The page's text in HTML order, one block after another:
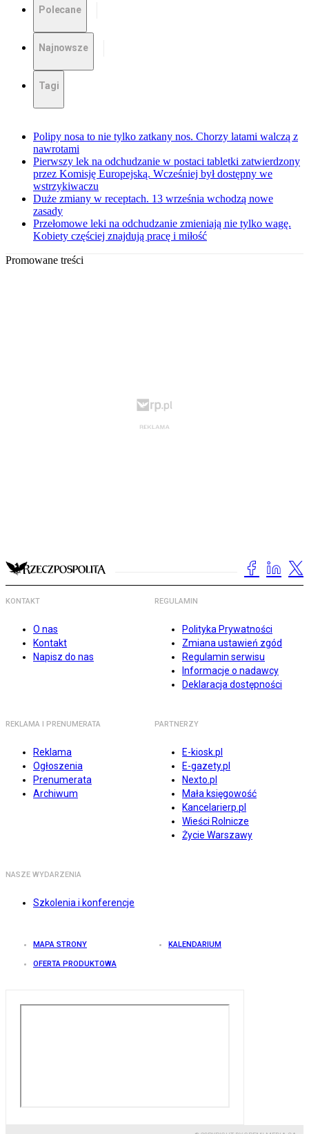
Polecane
Najnowsze
Tagi
Polipy nosa to nie tylko zatkany nos. Chorzy latami walczą z
nawrotami
Pierwszy lek na odchudzanie w postaci tabletki zatwierdzony
przez Komisję Europejską. Wcześniej był dostępny we
wstrzykiwaczu
Duże zmiany w receptach. 13 września wchodzą nowe
zasady
Przełomowe leki na odchudzanie zmieniają nie tylko wagę.
Kobiety częściej znajdują pracę i miłość
Promowane treści
KONTAKT
O nas
Kontakt
Napisz do nas
REGULAMIN
Polityka Prywatności
Zmiana ustawień zgód
Regulamin serwisu
Informacje o nadawcy
Deklaracja dostępności
REKLAMA I PRENUMERATA
Reklama
Ogłoszenia
Prenumerata
Archiwum
PARTNERZY
E-kiosk.pl
E-gazety.pl
Nexto.pl
Mała księgowość
Kancelarierp.pl
Wieści Rolnicze
Życie Warszawy
NASZE WYDARZENIA
Szkolenia i konferencje
MAPA STRONY KALENDARIUM
OFERTA PRODUKTOWA